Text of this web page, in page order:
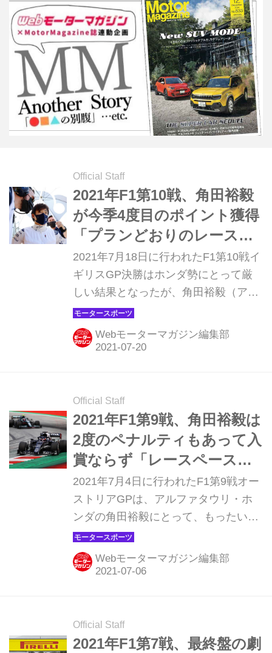
Official Staff
2021年F1第10戦、角田裕毅
が今季4度目のポイント獲得
「プランどおりのレースが
できた」【イギリスGP決
勝】
2021年7月18日に行われたF1第10戦イ
ギリスGP決勝はホンダ勢にとって厳
しい結果となったが、角田裕毅（アル
ファタウリ・ホンダ）が10位入賞を果
たして貴重なポイントを獲得した。ど
んなレースだったのか、振り返ってみ
Webモーターマガジン編集部
Official Staff
2021年F1第9戦、角田裕毅は
2度のペナルティもあって入
賞ならず「レースペースが
上がらなかった」【オース
トリアGP決勝】
2021年7月4日に行われたF1第9戦オー
ストリアGPは、アルファタウリ・ホ
ンダの角田裕毅にとって、もったいな
いレースとなった。7番グリッドから
スタートしながら、ちぐはぐなレース
運びでポイントを獲得できず、同じパ
悔しい結果となった。
Webモーターマガジン編集部
Official Staff
2021年F1第7戦、最終盤の劇